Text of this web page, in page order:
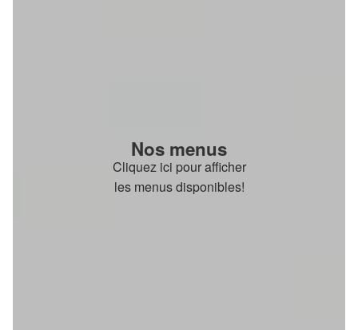
Nos menus
Cliquez ici pour afficher
les menus disponibles!